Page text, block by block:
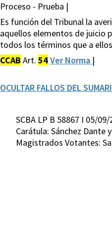
Proceso - Prueba |
Es función del Tribunal la
aquellos elementos de juicio
todos los términos que a
CCAB Art. 54Ver Norma |
OCULTAR FALLOS DEL
SCBA LP B 58867 I 05/09/
Carátula: Sánchez
Magistrados Votantes: